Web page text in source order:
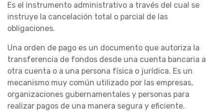
Es el instrumento administrativo a través del cual se
instruye la cancelación total o parcial de las
obligaciones.
Una orden de pago es un documento que autoriza la
transferencia de fondos desde una cuenta bancaria a
otra cuenta o a una persona física o jurídica. Es un
mecanismo muy común utilizado por las empresas,
organizaciones gubernamentales y personas para
realizar pagos de una manera segura y eficiente.